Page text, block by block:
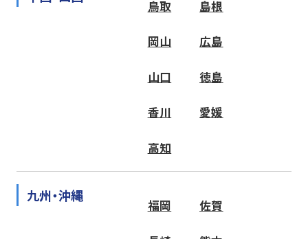
鳥取 島根
岡山 広島
山口 徳島
香川 愛媛
高知
九州・沖縄
福岡 佐賀